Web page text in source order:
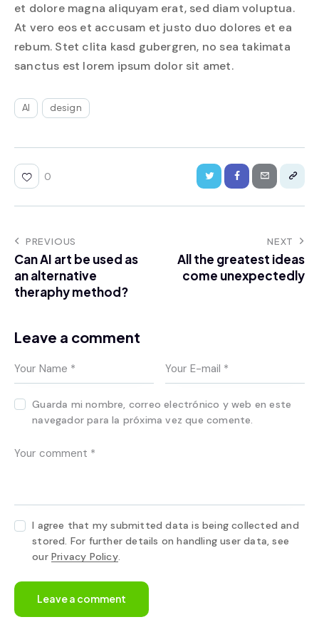
et dolore magna aliquyam erat, sed diam voluptua.
At vero eos et accusam et justo duo dolores et ea
rebum. Stet clita kasd gubergren, no sea takimata
sanctus est lorem ipsum dolor sit amet.
AI design
0
PREVIOUS
Can AI art be used as
an alternative
theraphy method?
NEXT
All the greatest ideas
come unexpectedly
Leave a comment
Guarda mi nombre, correo electrónico y web en este
navegador para la próxima vez que comente.
I agree that my submitted data is being collected and
stored. For further details on handling user data, see
our Privacy Policy.